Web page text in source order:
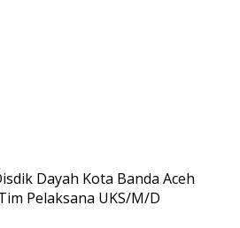
Dayah Kota Banda Aceh
Pelaksana UKS/M/D